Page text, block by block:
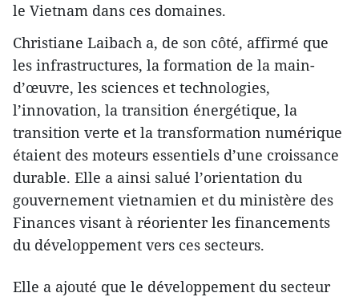
le Vietnam dans ces domaines.
Christiane Laibach a, de son côté, affirmé que
les infrastructures, la formation de la main-
d’œuvre, les sciences et technologies,
l’innovation, la transition énergétique, la
transition verte et la transformation numérique
étaient des moteurs essentiels d’une croissance
durable. Elle a ainsi salué l’orientation du
gouvernement vietnamien et du ministère des
Finances visant à réorienter les financements
du développement vers ces secteurs.
Elle a ajouté que le développement du secteur